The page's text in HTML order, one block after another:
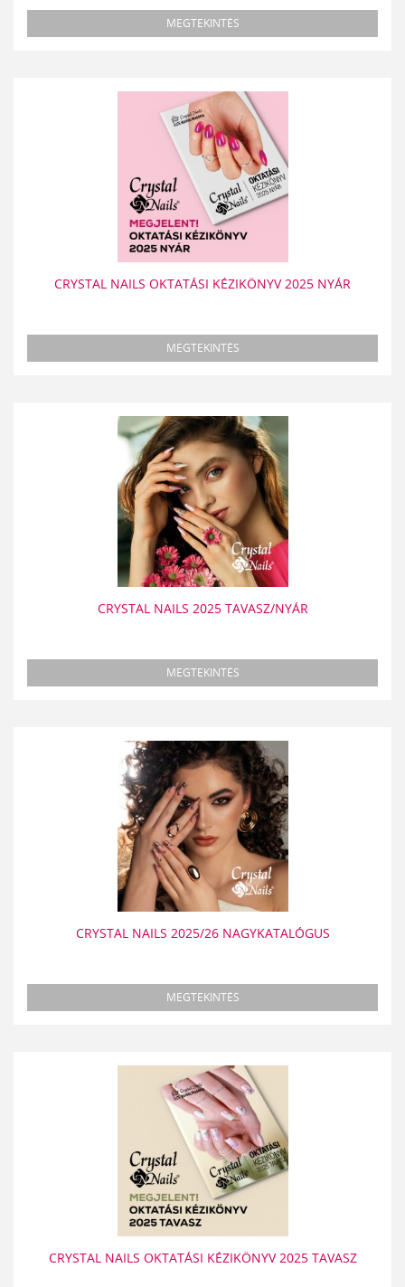
MEGTEKINTÉS
CRYSTAL NAILS OKTATÁSI KÉZIKÖNYV 2025 NYÁR
MEGTEKINTÉS
CRYSTAL NAILS 2025 TAVASZ/NYÁR
MEGTEKINTÉS
CRYSTAL NAILS 2025/26 NAGYKATALÓGUS
MEGTEKINTÉS
CRYSTAL NAILS OKTATÁSI KÉZIKÖNYV 2025 TAVASZ